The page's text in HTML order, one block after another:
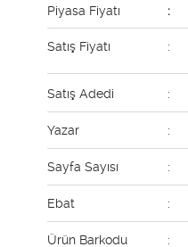
Piyasa Fiyatı :
Satış Fiyatı :
Satış Adedi :
Yazar :
Sayfa Sayısı :
Ebat :
Ürün Barkodu :